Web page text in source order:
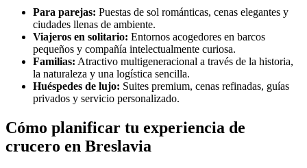
Para parejas: Puestas de sol románticas, cenas elegantes y
ciudades llenas de ambiente.
Viajeros en solitario: Entornos acogedores en barcos
pequeños y compañía intelectualmente curiosa.
Familias: Atractivo multigeneracional a través de la historia,
la naturaleza y una logística sencilla.
Huéspedes de lujo: Suites premium, cenas refinadas, guías
privados y servicio personalizado.
Cómo planificar tu experiencia de
crucero en Breslavia